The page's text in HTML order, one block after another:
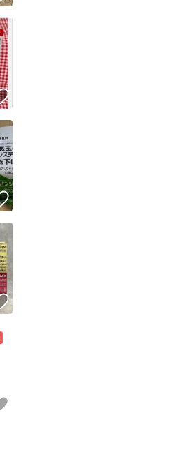
フリマの取引を完了させた実績があります
マサービスでの取引実績があります
ているものではありません
で24時間以内＆設定した発送日数内に発送してい
で24時間以内に発送しています
た発送日数内に発送しています
ジへ
ル
いいね！
いいね！